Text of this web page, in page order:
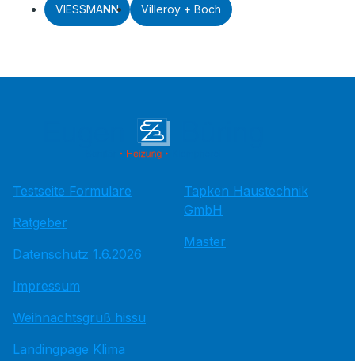
VIESSMANN Villeroy + Boch
Testseite Formulare
Ratgeber
Datenschutz 1.6.2026
Impressum
Weihnachtsgruß hissu
Landingpage Klima
Tapken Haustechnik
GmbH
Master